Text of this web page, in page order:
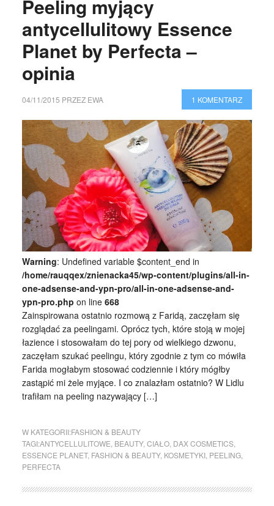
Peeling myjący
antycellulitowy Essence
Planet by Perfecta –
opinia
04/11/2015 PRZEZ EWA 1 KOMENTARZ
Warning: Undefined variable $content_end in
/home/rauqqex/znienacka45/wp-content/plugins/all-in-
one-adsense-and-ypn-pro/all-in-one-adsense-and-
ypn-pro.php on line 668
Zainspirowana ostatnio rozmową z Faridą, zaczęłam się
rozglądać za peelingami. Oprócz tych, które stoją w mojej
łazience i stosowałam do tej pory od wielkiego dzwonu,
zaczęłam szukać peelingu, który zgodnie z tym co mówiła
Farida mogłabym stosować codziennie i który mógłby
zastąpić mi żele myjące. I co znalazłam ostatnio? W Lidlu
trafiłam na peeling nazywający […]
W KATEGORII:FASHION & BEAUTY
TAGI:ANTYCELLULITOWE BEAUTY, CIAŁO, DAX COSMETICS,
ESSENCE PLANET, FASHION & BEAUTY, KOSMETYKI, PEELING,
PERFECTA